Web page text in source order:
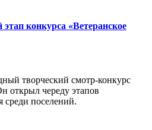
конкурса «Ветеранское
творческий смотр-конкурс
открыл череду этапов
среди поселений.